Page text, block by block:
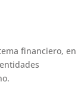
financiero, en